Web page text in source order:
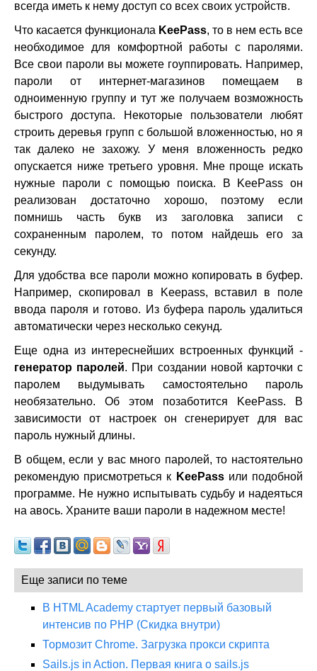
всегда иметь к нему доступ со всех своих устройств.
Что касается функционала KeePass, то в нем есть все
необходимое для комфортной работы с паролями.
Все свои пароли вы можете гоуппировать. Например,
пароли от интернет-магазинов помещаем в
одноименную группу и тут же получаем возможность
быстрого доступа. Некоторые пользователи любят
строить деревья групп с большой вложенностью, но я
так далеко не захожу. У меня вложенность редко
опускается ниже третьего уровня. Мне проще искать
нужные пароли с помощью поиска. В KeePass он
реализован достаточно хорошо, поэтому если
помнишь часть букв из заголовка записи с
сохраненным паролем, то потом найдешь его за
секунду.
Для удобства все пароли можно копировать в буфер.
Например, скопировал в Keepass, вставил в поле
ввода пароля и готово. Из буфера пароль удалиться
автоматически через несколько секунд.
Еще одна из интереснейших встроенных функций -
генератор паролей. При создании новой карточки с
паролем выдумывать самостоятельно пароль
необязательно. Об этом позаботится KeePass. В
зависимости от настроек он сгенерирует для вас
пароль нужный длины.
В общем, если у вас много паролей, то настоятельно
рекомендую присмотреться к KeePassили подобной
программе. Не нужно испытывать судьбу и надеяться
на авось. Храните ваши пароли в надежном месте!
Еще записи по теме
В HTML Academy стартует первый базовый
интенсив по PHP (Скидка внутри)
Тормозит Chrome. Загрузка прокси скрипта
Sails.js in Action. Первая книга о sails.js